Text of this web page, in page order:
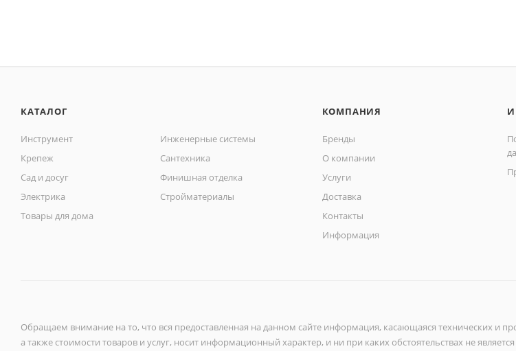
КАТАЛОГ
Инструмент
Инженерные системы
Крепеж
Сантехника
Сад и досуг
Финишная отделка
Электрика
Стройматериалы
Товары для дома
КОМПАНИЯ
Бренды
О компании
Услуги
Доставка
Контакты
Информация
Обращаем внимание на то, что вся предоставленная на данном сайте информация, касающаяся технических и
а также стоимости товаров и услуг, носит информационный характер, и ни при каких обстоятельствах не